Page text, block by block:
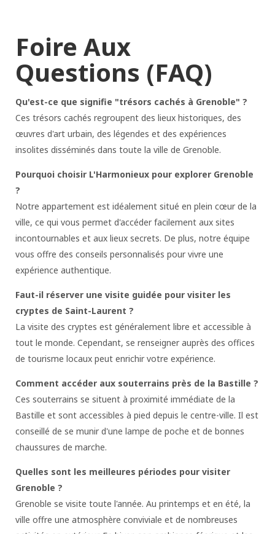
Foire Aux
Questions (FAQ)
Qu'est-ce que signifie "trésors cachés à Grenoble" ?
Ces trésors cachés regroupent des lieux historiques, des
œuvres d'art urbain, des légendes et des expériences
insolites disséminés dans toute la ville de Grenoble.
Pourquoi choisir L'Harmonieux pour explorer Grenoble
?
Notre appartement est idéalement situé en plein cœur de la
ville, ce qui vous permet d'accéder facilement aux sites
incontournables et aux lieux secrets. De plus, notre équipe
vous offre des conseils personnalisés pour vivre une
expérience authentique.
Faut-il réserver une visite guidée pour visiter les
cryptes de Saint-Laurent ?
La visite des cryptes est généralement libre et accessible à
tout le monde. Cependant, se renseigner auprès des offices
de tourisme locaux peut enrichir votre expérience.
Comment accéder aux souterrains près de la Bastille ?
Ces souterrains se situent à proximité immédiate de la
Bastille et sont accessibles à pied depuis le centre-ville. Il est
conseillé de se munir d'une lampe de poche et de bonnes
chaussures de marche.
Quelles sont les meilleures périodes pour visiter
Grenoble ?
Grenoble se visite toute l'année. Au printemps et en été, la
ville offre une atmosphère conviviale et de nombreuses